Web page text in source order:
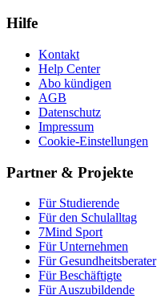
Hilfe
Kontakt
Help Center
Abo kündigen
AGB
Datenschutz
Impressum
Cookie-Einstellungen
Partner & Projekte
Für Stu­die­rende
Für den Schulalltag
7Mind Sport
Für Unter­neh­men
Für Gesund­heits­be­ra­ter
Für Beschäftigte
Für Auszubildende